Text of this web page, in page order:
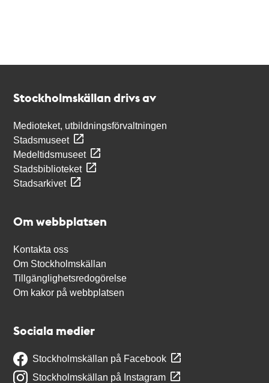
Stockholmskällan drivs av
Medioteket, utbildningsförvaltningen
Stadsmuseet
Medeltidsmuseet
Stadsbiblioteket
Stadsarkivet
Om webbplatsen
Kontakta oss
Om Stockholmskällan
Tillgänglighetsredogörelse
Om kakor på webbplatsen
Sociala medier
Stockholmskällan på Facebook
Stockholmskällan på Instagram